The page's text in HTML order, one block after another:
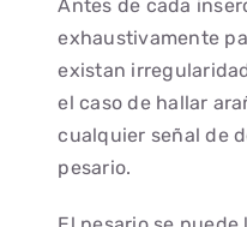
Antes de cada
exhaustivamente
existan
el caso de hallar
cualquier señal de
pesario.